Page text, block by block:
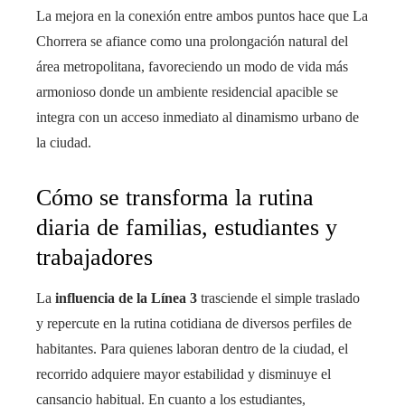
La mejora en la conexión entre ambos puntos hace que La
Chorrera se afiance como una prolongación natural del
área metropolitana, favoreciendo un modo de vida más
armonioso donde un ambiente residencial apacible se
integra con un acceso inmediato al dinamismo urbano de
la ciudad.
Cómo se transforma la rutina
diaria de familias, estudiantes y
trabajadores
La influencia de la Línea 3 trasciende el simple traslado
y repercute en la rutina cotidiana de diversos perfiles de
habitantes. Para quienes laboran dentro de la ciudad, el
recorrido adquiere mayor estabilidad y disminuye el
cansancio habitual. En cuanto a los estudiantes,